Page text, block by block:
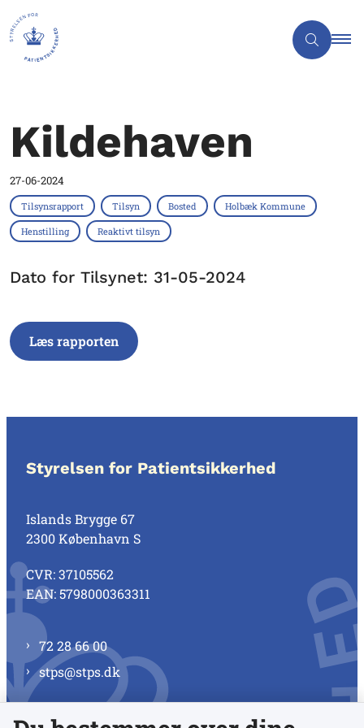
Kildehaven
27-06-2024
Tilsynsrapport Tilsyn Bosted Holbæk Kommune
Henstilling Reaktivt tilsyn
Dato for Tilsynet: 31-05-2024
Læs rapporten
Styrelsen for Patientsikkerhed
Islands Brygge 67
2300 København S
CVR: 37105562
EAN: 5798000363311
72 28 66 00
stps@stps.dk